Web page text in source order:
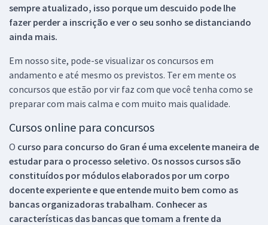
sempre atualizado, isso porque um descuido pode lhe
fazer perder a inscrição e ver o seu sonho se distanciando
ainda mais.
Em nosso site, pode-se visualizar os concursos em
andamento e até mesmo os previstos. Ter em mente os
concursos que estão por vir faz com que você tenha como se
preparar com mais calma e com muito mais qualidade.
Cursos online para concursos
O curso para concurso do Gran é uma excelente maneira de
estudar para o processo seletivo. Os nossos cursos são
constituídos por módulos elaborados por um corpo
docente experiente e que entende muito bem como as
bancas organizadoras trabalham. Conhecer as
características das bancas que tomam a frente da